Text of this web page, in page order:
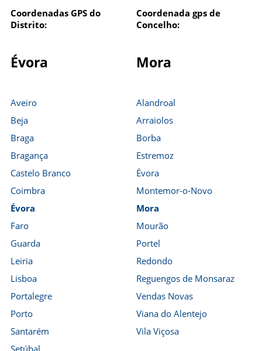
Coordenadas GPS do
Distrito:
Coordenada gps de
Concelho:
Évora Mora
Aveiro
Beja
Braga
Bragança
Castelo Branco
Coimbra
Évora
Faro
Guarda
Leiria
Lisboa
Portalegre
Porto
Santarém
Setúbal
Alandroal
Arraiolos
Borba
Estremoz
Évora
Montemor-o-Novo
Mora
Mourão
Portel
Redondo
Reguengos de Monsaraz
Vendas Novas
Viana do Alentejo
Vila Viçosa